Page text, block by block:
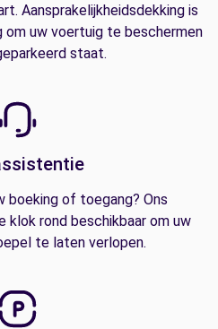
Aansprakelijkheidsdekking is
om uw voertuig te beschermen
staat.
boeking of toegang? Ons
klok rond beschikbaar om uw
te laten verlopen.